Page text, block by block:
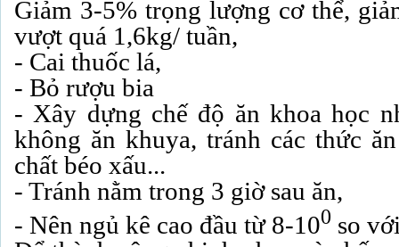
Giảm 3-5% trọng lượng cơ thể,
vượt quá 1,6kg/ tuần,
- Cai thuốc lá,
- Bỏ rượu bia
- Xây dựng chế độ ăn khoa học
không ăn khuya, tránh các thức
chất béo xấu...
- Tránh nằm trong 3 giờ sau ăn,
- Nên ngủ kê cao đầu từ 8-100 so